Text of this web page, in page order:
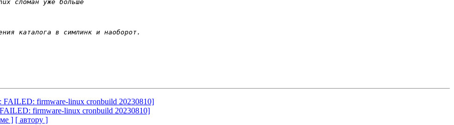
FAILED: firmware-linux cronbuild 20230810]
firmware-linux cronbuild 20230810]
] [ автору ]